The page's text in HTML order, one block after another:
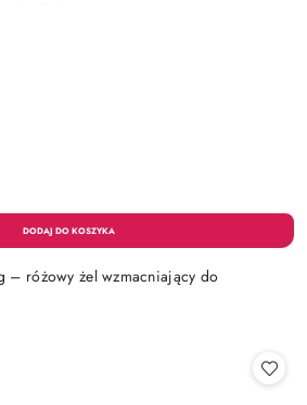
– różowy żel wzmacniający do